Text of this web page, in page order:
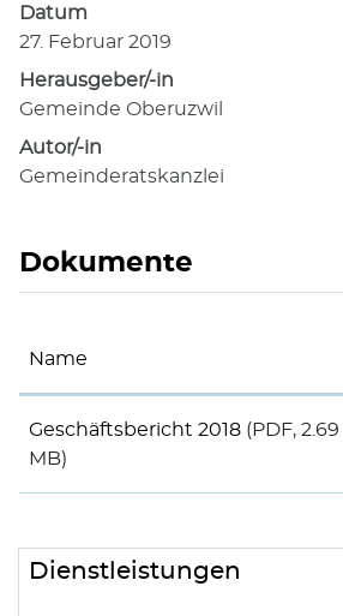
Datum
27. Februar 2019
Herausgeber/-in
Gemeinde Oberuzwil
Autor/-in
Gemeinderatskanzlei
Dokumente
Name
Geschäftsbericht 2018 (PDF, 2.69
MB)
Dienstleistungen